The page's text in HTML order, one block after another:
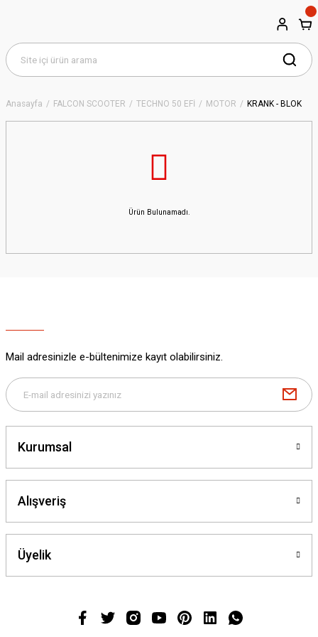
Anasayfa FALCON SCOOTER TECHNO 50 EFİ MOTOR KRANK - BLOK
Ürün Bulunamadı.
Mail adresinizle e-bültenimize kayıt olabilirsiniz.
Kurumsal
Alışveriş
Üyelik